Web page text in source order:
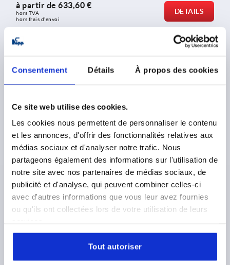
Consentement Détails À propos des cookies
Ce site web utilise des cookies.
Les cookies nous permettent de personnaliser le contenu
et les annonces, d'offrir des fonctionnalités relatives aux
médias sociaux et d'analyser notre trafic. Nous
partageons également des informations sur l'utilisation de
notre site avec nos partenaires de médias sociaux, de
publicité et d'analyse, qui peuvent combiner celles-ci
avec d'autres informations que vous leur avez fournies
ou qu'ils ont collectées lors de votre utilisation de leurs
Tout autoriser
à partir de 633,60 €
hors TVA
hors frais d’envoi
DÉTAILS
Butée fixe avec insert de préhension pour système de
bridage par plaquage
à partir de559,20 €
hors frais d’envoi
DÉTAILS